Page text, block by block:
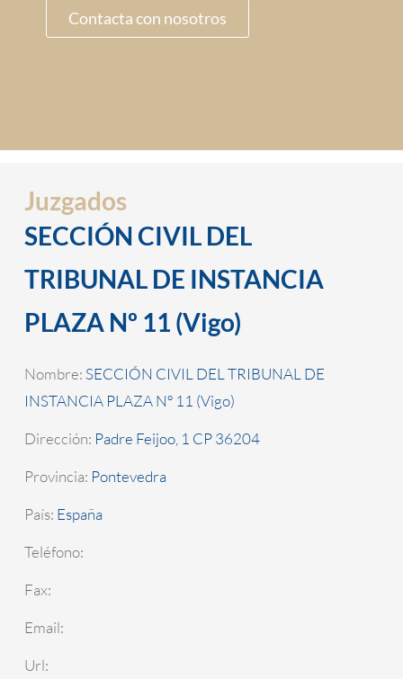
Contacta con nosotros
Juzgados
SECCIÓN CIVIL DEL
TRIBUNAL DE INSTANCIA
PLAZA Nº 11 (Vigo)
Nombre: SECCIÓN CIVIL DEL TRIBUNAL DE
INSTANCIA PLAZA Nº 11 (Vigo)
Dirección: Padre Feijoo, 1 CP 36204
Provincia: Pontevedra
País: España
Teléfono:
Fax:
Email:
Url: